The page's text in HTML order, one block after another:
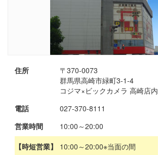
住所
〒370-0073
群馬県高崎市緑町3-1-4
コジマ×ビックカメラ 高崎店内
電話
027-370-8111
営業時間
10:00～20:00
【時短営業】
10:00～20:00※当面の間